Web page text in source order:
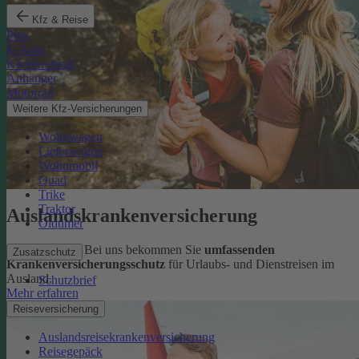
Kfz & Reise
Pkw
E-Auto
Kleinkraftrad
Anhänger
Motorrad
Weitere Kfz-Versicherungen
Wohnwagen
Lieferwagen
Wohnmobil
Quad
Trike
Traktor
Oldtimer
Zusatzschutz
Schutzbrief
Reiseversicherung
Auslandsreisekrankenversicherung
Reisegepäck
Auslandskrankenversicherung
Sorglos reisen: Bei uns bekommen Sie umfassenden
Krankenversicherungsschutz für Urlaubs- und Dienstreisen im
Ausland.
Mehr erfahren